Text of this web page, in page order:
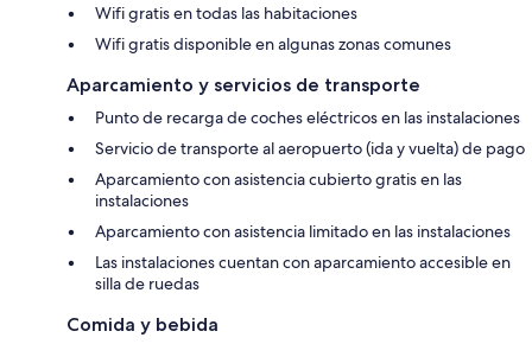
Wifi gratis en todas las habitaciones
Wifi gratis disponible en algunas zonas comunes
Aparcamiento y servicios de transporte
Punto de recarga de coches eléctricos en las instalaciones
Servicio de transporte al aeropuerto (ida y vuelta) de pago
Aparcamiento con asistencia cubierto gratis en las
instalaciones
Aparcamiento con asistencia limitado en las instalaciones
Las instalaciones cuentan con aparcamiento accesible en
silla de ruedas
Comida y bebida